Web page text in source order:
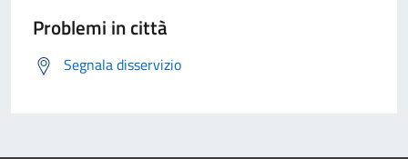
Problemi in città
Segnala disservizio